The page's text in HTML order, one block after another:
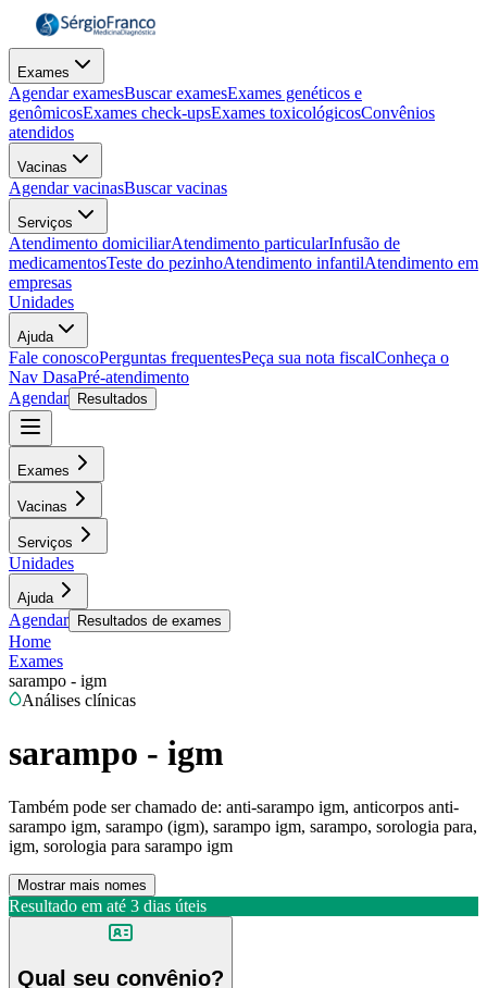
Exames
Agendar examesBuscar examesExames genéticos e
genômicosExames check-upsExames toxicológicosConvênios
atendidos
Vacinas
Agendar vacinasBuscar vacinas
Serviços
Atendimento domiciliarAtendimento particularInfusão de
medicamentosTeste do pezinhoAtendimento infantilAtendimento em
empresas
Unidades
Ajuda
Fale conoscoPerguntas frequentesPeça sua nota fiscalConheça o
Nav DasaPré-atendimento
Agendar
Resultados
Exames
Vacinas
Serviços
Unidades
Ajuda
Agendar Resultados de exames
Home
Exames
sarampo - igm
Análises clínicas
sarampo - igm
Também pode ser chamado de: anti-sarampo igm, anticorpos anti-
sarampo igm, sarampo (igm), sarampo igm, sarampo, sorologia para,
igm, sorologia para sarampo igm
Mostrar mais nomes
Resultado em até 3 dias úteis
Qual seu convênio?